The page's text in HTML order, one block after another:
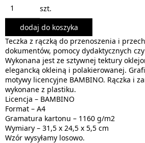
szt.
dodaj do koszyka
Teczka z rączką do przenoszenia i
dokumentów, pomocy dydaktycznych
Wykonana jest ze sztywnej tektury
elegancką okleiną i polakierowanej.
motywy licencyjne BAMBINO. Rączka i
wykonane z plastiku.
Licencja – BAMBINO
Format – A4
Gramatura kartonu – 1160 g/m2
Wymiary – 31,5 x 24,5 x 5,5 cm
Wzór wysyłamy losowo.